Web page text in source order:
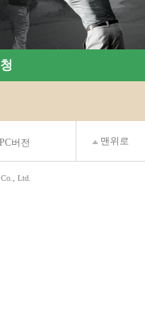
PC버전 맨위로
Ltd.